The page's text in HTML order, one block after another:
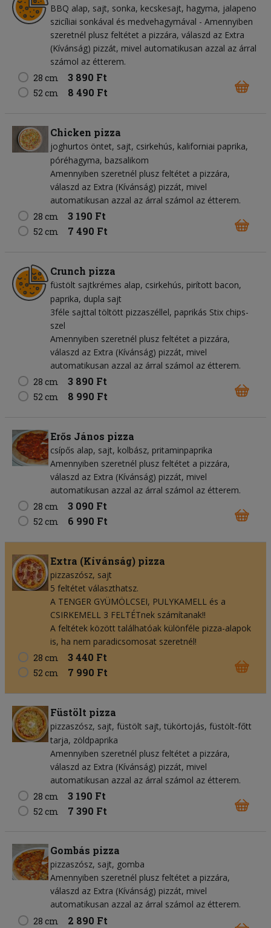
BBQ alap sajt sonka kecskesajt hagyma jalapeno
szicíliai sonkával és medvehagymával - Amennyiben
szeretnél plusz feltétet a pizzára, válaszd az Extra
(Kívánság) pizzát, mivel automatikusan azzal az árral
számol az étterem.
28 cm
3 890 Ft
52 cm 8 490 Ft
Chicken pizza
joghurtos öntet sajt csirkehús kaliforniai paprika
póréhagyma bazsalikom
Amennyiben szeretnél plusz feltétet a pizzára,
válaszd az Extra (Kívánság) pizzát, mivel
automatikusan azzal az árral számol az étterem.
28 cm
3 190 Ft
52 cm 7 490 Ft
Crunch pizza
füstölt sajtkrémes alap csirkehús pirított bacon
paprika dupla sajt
3féle sajttal töltött pizzaszéllel, paprikás Stix chips-
szel
Amennyiben szeretnél plusz feltétet a pizzára,
válaszd az Extra (Kívánság) pizzát, mivel
automatikusan azzal az árral számol az étterem.
28 cm
3 890 Ft
52 cm 8 990 Ft
Erős János pizza
csípős alap sajt kolbász pritaminpaprika
Amennyiben szeretnél plusz feltétet a pizzára,
válaszd az Extra (Kívánság) pizzát, mivel
automatikusan azzal az árral számol az étterem.
28 cm
3 090 Ft
52 cm 6 990 Ft
Extra (Kívánság) pizza
pizzaszósz sajt
5 feltétet választhatsz.
A TENGER GYÜMÖLCSEI, PULYKAMELL és a
CSIRKEMELL 3 FELTÉTnek számítanak!!
A feltétek között találhatóak különféle pizza-alapok
is, ha nem paradicsomosat szeretnél!
28 cm
3 440 Ft
52 cm 7 990 Ft
Füstölt pizza
pizzaszósz sajt füstölt sajt tükörtojás füstölt-főtt
tarja zöldpaprika
Amennyiben szeretnél plusz feltétet a pizzára,
válaszd az Extra (Kívánság) pizzát, mivel
automatikusan azzal az árral számol az étterem.
28 cm
3 190 Ft
52 cm 7 390 Ft
Gombás pizza
pizzaszósz sajt gomba
Amennyiben szeretnél plusz feltétet a pizzára,
válaszd az Extra (Kívánság) pizzát, mivel
automatikusan azzal az árral számol az étterem.
28 cm
2 890 Ft